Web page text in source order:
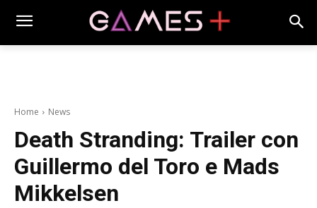
Home News
Death Stranding: Trailer con
Guillermo del Toro e Mads
Mikkelsen